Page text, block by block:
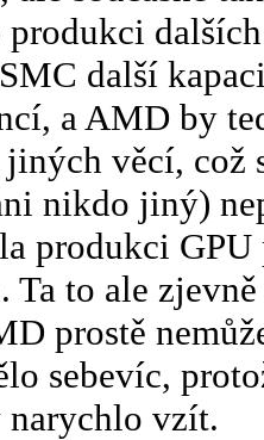
produkci
další
a AMD by
věcí, což
nikdo jiný)
produkci
Ta to ale
prostě
sebevíc,
vzít.